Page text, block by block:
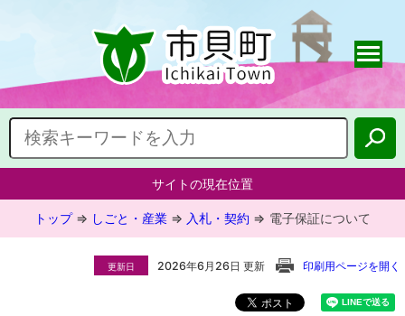
サイトの現在位置
トップ⇒ しごと・産業 ⇒ 入札・契約 ⇒ 電子保証について
更新日 2026年6月26日 更新 印刷用ページを開く